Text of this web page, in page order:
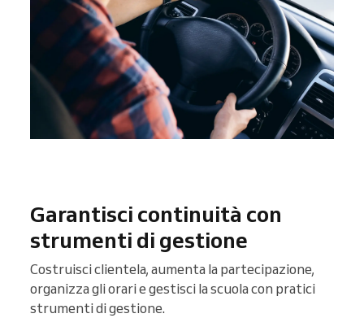
Garantisci continuità con
strumenti di gestione
Costruisci clientela, aumenta la partecipazione,
organizza gli orari e gestisci la scuola con pratici
strumenti di gestione.